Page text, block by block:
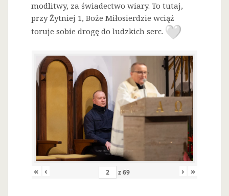
modlitwy, za świadectwo wiary. To tutaj,
przy Żytniej 1, Boże Miłosierdzie wciąż
toruje sobie drogę do ludzkich serc.
« ‹ z69 › »